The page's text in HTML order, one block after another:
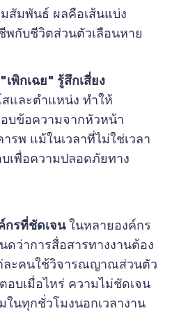
สัมพันธ์ ผลคือเส้นแบ่ง
พกับชีวิตส่วนตัวเลือนหาย
พิกเฉย" รู้สึกเสี่ยง
และตำแหน่ง ทำให้
บข้อความจากหัวหน้า
รพ แม้ในเวลาที่ไม่ใช่เวลา
เพื่อความปลอดภัยทาง
กรที่ชัดเจนในหลายองค์กร
ว่าการสื่อสารทางงานต้อง
ละคนใช้วิจารณญาณส่วนตัว
อบเมื่อไหร่ ความไม่ชัดเจน
ในทุกชั่วโมงนอกเวลางาน